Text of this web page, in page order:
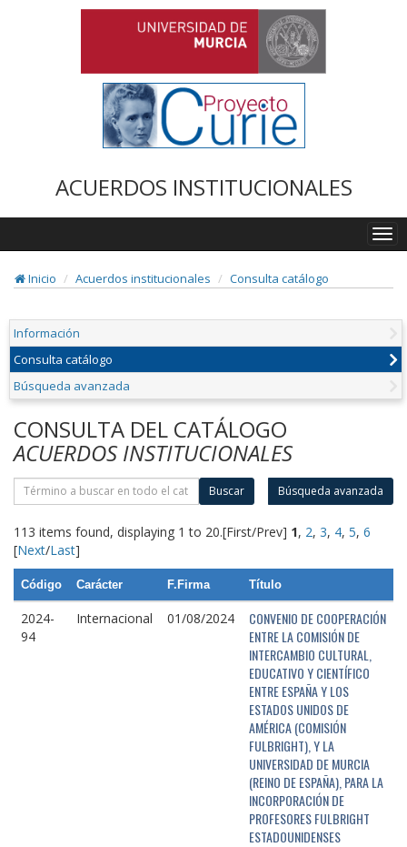
ACUERDOS INSTITUCIONALES
Inicio
Acuerdos institucionales Consulta catálogo
Información
Consulta catálogo
Búsqueda avanzada
CONSULTA DEL CATÁLOGO
ACUERDOS INSTITUCIONALES
Buscar Búsqueda avanzada
113 items found, displaying 1 to 20.[First/Prev] 1, 2, 3, 4, 5, 6
[Next/Last]
Código Carácter F.Firma Título
2024-
94
Internacional 01/08/2024
CONVENIO DE COOPERACIÓN
ENTRE LA COMISIÓN DE
INTERCAMBIO CULTURAL,
EDUCATIVO Y CIENTÍFICO
ENTRE ESPAÑA Y LOS
ESTADOS UNIDOS DE
AMÉRICA (COMISIÓN
FULBRIGHT), Y LA
UNIVERSIDAD DE MURCIA
(REINO DE ESPAÑA), PARA LA
INCORPORACIÓN DE
PROFESORES FULBRIGHT
ESTADOUNIDENSES